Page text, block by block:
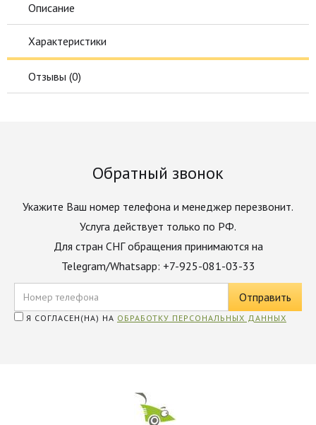
Описание
Характеристики
Отзывы (0)
Обратный звонок
Укажите Ваш номер телефона и менеджер перезвонит.
Услуга действует только по РФ.
Для стран СНГ обращения принимаются на
Telegram/Whatsapp: +7-925-081-03-33
Я СОГЛАСЕН(НА) НА ОБРАБОТКУ ПЕРСОНАЛЬНЫХ ДАННЫХ